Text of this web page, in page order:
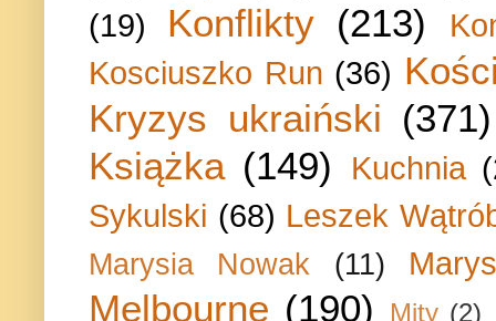
(19) Konflikty (213)
Kosciuszko Run (36)
Kryzys ukraiński (371)
Książka (149) Kuchnia
Sykulski (68) Leszek
Marysia Nowak (11)
Melbourne (190) Mity (2)